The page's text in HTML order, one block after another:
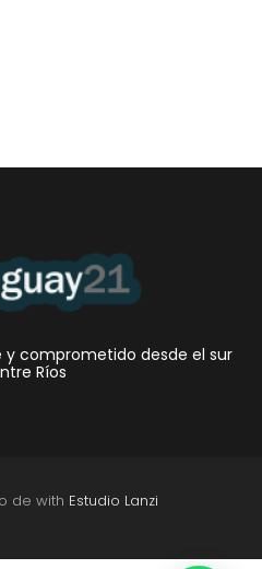
y comprometido desde el sur
Ríos
de with Estudio Lanzi